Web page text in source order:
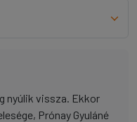
nyúlik vissza. Ekkor
Prónay Gyuláné